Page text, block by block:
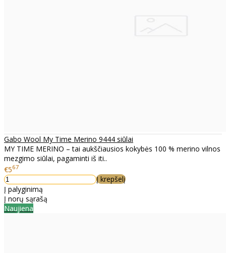
Gabo Wool My Time Merino 9444 siūlai
MY TIME MERINO – tai aukščiausios kokybės 100 % merino vilnos
mezgimo siūlai, pagaminti iš iti..
€567
Į krepšelį
Į palyginimą
Į norų sąrašą
Naujiena